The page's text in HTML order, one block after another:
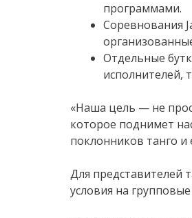
программами.
Соревнования
Отдельные
исполнителей,
«Наша цель — не
которое поднимет
поклонников танго
Для представителей
условия на